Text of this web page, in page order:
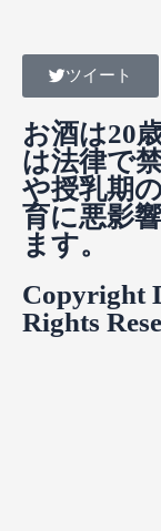
ツイート
お酒は20
は法律で
や授乳期
育に悪影
ます。
Copyright
Rights